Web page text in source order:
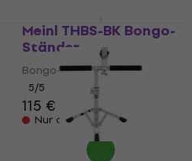
Meinl THBS-BK Bongo-
Ständer
Bongo-Ständer
5/5
115 €
Nur auf Bestellung